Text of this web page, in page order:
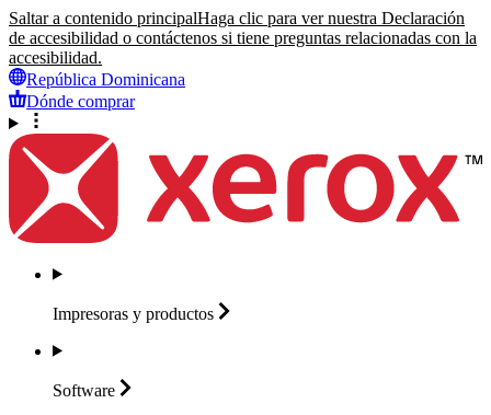
Saltar a contenido principalHaga clic para ver nuestra Declaración
de accesibilidad o contáctenos si tiene preguntas relacionadas con la
accesibilidad.
República Dominicana
Dónde comprar
Impresoras y productos
Software